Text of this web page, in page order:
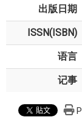
出版日期
ISSN(ISBN)
语言
记事